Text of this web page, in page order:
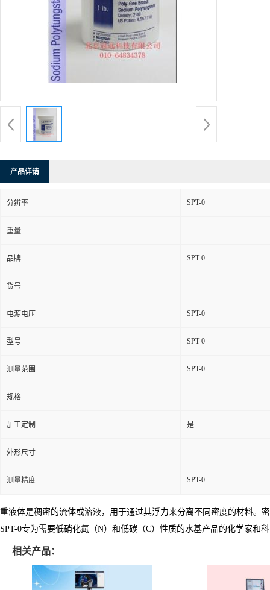
产品详请
分辨率 SPT-0
重量
品牌 SPT-0
货号
电源电压 SPT-0
型号 SPT-0
测量范围 SPT-0
规格
加工定制 是
外形尺寸
测量精度 SPT-0
重液体是稠密的流体或溶液，用于通过其浮力来分离不同密度的材料。
SPT-0专为需要低硝化氮（N）和低碳（C）性质的水基产品的化学家和
相关产品：